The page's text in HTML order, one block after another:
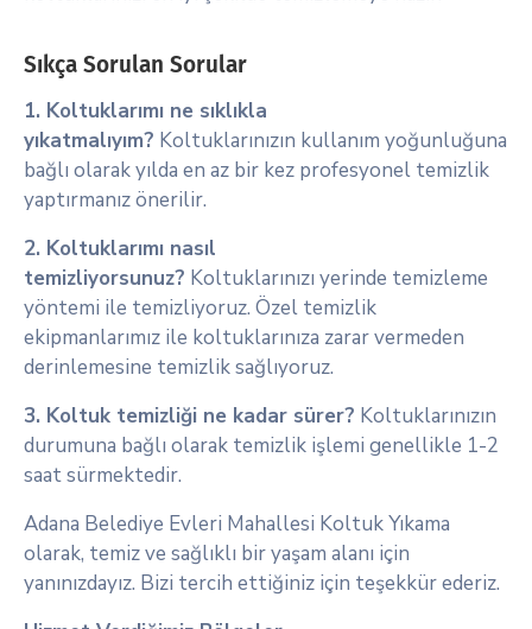
Sıkça Sorulan Sorular
1. Koltuklarımı ne sıklıkla
yıkatmalıyım? Koltuklarınızın kullanım yoğunluğuna
bağlı olarak yılda en az bir kez profesyonel temizlik
yaptırmanız önerilir.
2. Koltuklarımı nasıl
temizliyorsunuz? Koltuklarınızı yerinde temizleme
yöntemi ile temizliyoruz. Özel temizlik
ekipmanlarımız ile koltuklarınıza zarar vermeden
derinlemesine temizlik sağlıyoruz.
3. Koltuk temizliği ne kadar sürer? Koltuklarınızın
durumuna bağlı olarak temizlik işlemi genellikle 1-2
saat sürmektedir.
Adana Belediye Evleri Mahallesi Koltuk Yıkama
olarak, temiz ve sağlıklı bir yaşam alanı için
yanınızdayız. Bizi tercih ettiğiniz için teşekkür ederiz.